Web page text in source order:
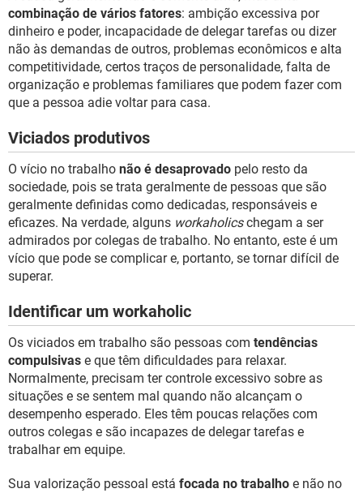
combinação de vários fatores: ambição excessiva por
dinheiro e poder, incapacidade de delegar tarefas ou dizer
não às demandas de outros, problemas econômicos e alta
competitividade, certos traços de personalidade, falta de
organização e problemas familiares que podem fazer com
que a pessoa adie voltar para casa.
Viciados produtivos
O vício no trabalho não é desaprovado pelo resto da
sociedade, pois se trata geralmente de pessoas que são
geralmente definidas como dedicadas, responsáveis e
eficazes. Na verdade, alguns workaholicschegam a ser
admirados por colegas de trabalho. No entanto, este é um
vício que pode se complicar e, portanto, se tornar difícil de
superar.
Identificar um workaholic
Os viciados em trabalho são pessoas com tendências
compulsivas e que têm dificuldades para relaxar.
Normalmente, precisam ter controle excessivo sobre as
situações e se sentem mal quando não alcançam o
desempenho esperado. Eles têm poucas relações com
outros colegas e são incapazes de delegar tarefas e
trabalhar em equipe.
Sua valorização pessoal está focada no trabalho e não no